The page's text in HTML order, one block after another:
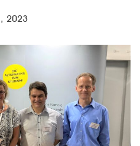
2023